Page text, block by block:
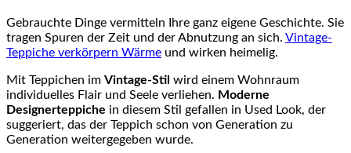
Gebrauchte Dinge vermitteln Ihre ganz eigene Geschichte. Sie
tragen Spuren der Zeit und der Abnutzung an sich. Vintage-
Teppiche verkörpern Wärme und wirken heimelig.
Mit Teppichen im Vintage-Stil wird einem Wohnraum
individuelles Flair und Seele verliehen. Moderne
Designerteppiche in diesem Stil gefallen in Used Look, der
suggeriert, das der Teppich schon von Generation zu
Generation weitergegeben wurde.